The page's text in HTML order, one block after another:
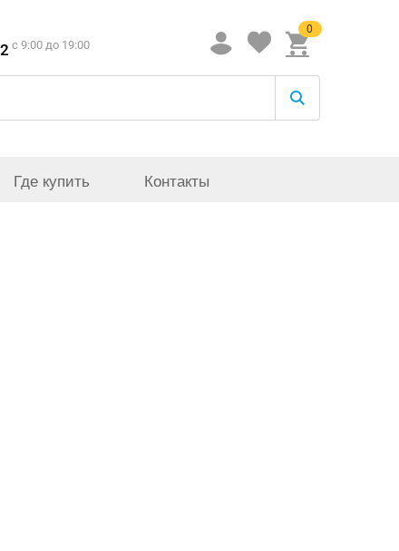
c 9:00 до 19:00
0
Где купить Контакты